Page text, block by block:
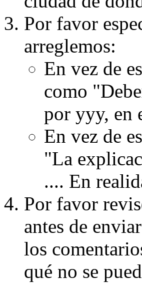
Por favor
arreglemos:
En vez de
como
por yyy, en
En vez de
"La
.... En
Por favor
antes de
los
qué no se